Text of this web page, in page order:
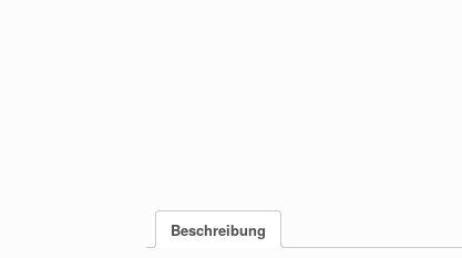
Beschreibung